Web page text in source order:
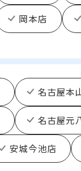
岡本店
名古屋本
名古屋元
安城今池店